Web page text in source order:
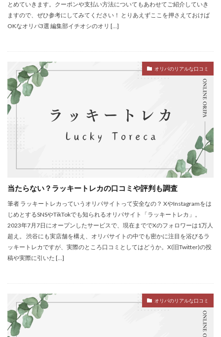
とめていきます。クーポンや支払い方法についてもあわせてご紹介していき
ますので、ぜひ参考にしてみてください！ とりあえずここを押さえておけば
OKなオリパ3選 編集部イチオシのオリ […]
オリパのリアルな口コミ
当たらない？ラッキートレカの口コミや評判も調査
筆者 ラッキートレカっていうオリパサイトって安全なの？ XやInstagramをは
じめとするSNSやTikTokでも知られるオリパサイト「ラッキートレカ」。
2023年7月7日にオープンしたサービスで、現在まででXのフォロワーは1万人
超え。 渋谷にも実店舗を構え、オリパサイトの中でも密かに注目を浴びるラ
ッキートレカですが、実際のところ口コミとしてはどうか。X(旧Twitter)の投
稿や実際に引いた […]
オリパのリアルな口コミ